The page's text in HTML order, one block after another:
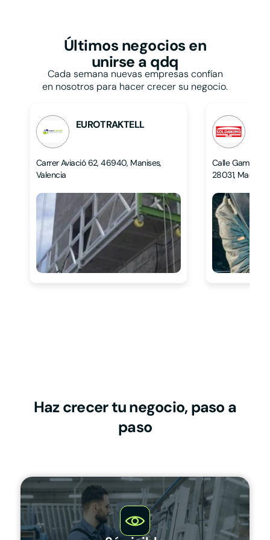
Peluquerías
Persianas
Pintores
Pizzerías
Psicólogos
Tiendas de ropa
Tintorerías y lavanderías
Toldos
Veterinarios
Últimos negocios en
unirse a qdq
Cada semana nuevas empresas confían
en nosotros para hacer crecer su negocio.
L
EUROTRAKTELL
Carrer Aviació 62, 46940, Manises,
Valencia
L
Calle Gamonal
28031, Madrid,
Haz crecer tu negocio, paso a
paso